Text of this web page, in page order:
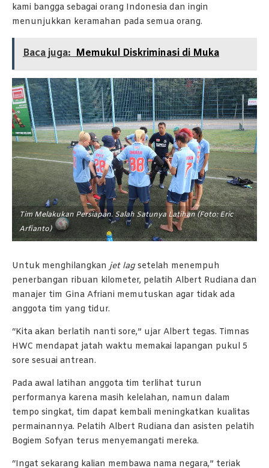
kami bangga sebagai orang Indonesia dan ingin
menunjukkan keramahan pada semua orang.
Baca juga: Memukul Diskriminasi di Muka
Tim Melakukan Persiapan. Salah Satunya Latihan (Foto: Eric
Arfianto)
Untuk menghilangkan jet lagsetelah menempuh
penerbangan ribuan kilometer, pelatih Albert Rudiana dan
manajer tim Gina Afriani memutuskan agar tidak ada
anggota tim yang tidur.
“Kita akan berlatih nanti sore,” ujar Albert tegas. Timnas
HWC mendapat jatah waktu memakai lapangan pukul 5
sore sesuai antrean.
Pada awal latihan anggota tim terlihat turun
performanya karena masih kelelahan, namun dalam
tempo singkat, tim dapat kembali meningkatkan kualitas
permainannya. Pelatih Albert Rudiana dan asisten pelatih
Bogiem Sofyan terus menyemangati mereka.
“Ingat sekarang kalian membawa nama negara,” teriak